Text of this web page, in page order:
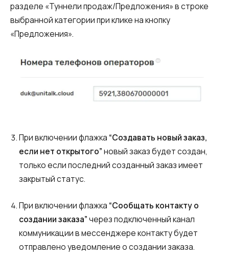
разделе «Туннели продаж/Предложения» в строке
выбранной категории при клике на кнопку
«Предложения».
При включении флажка “Создавать новый заказ,
если нет открытого”новый заказ будет создан,
только если последний созданный заказ имеет
закрытый статус.
При включении флажка “Сообщать контакту о
создании заказа”через подключенный канал
коммуникации в мессенджереконтакту будет
отправлено уведомление о создании заказа.